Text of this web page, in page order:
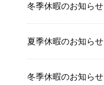
冬季休暇のお知らせ
夏季休暇のお知らせ
冬季休暇のお知らせ